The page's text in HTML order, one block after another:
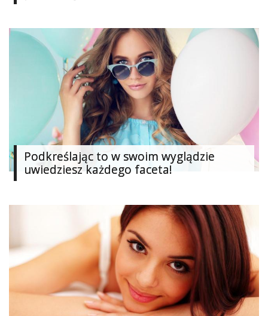
Ślub
&
Porady
ekspertów
Blogerek
Recenzje
Podkreślając to w swoim wyglądzie
uwiedziesz każdego faceta!